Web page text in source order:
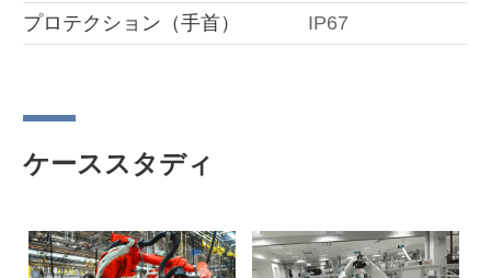
プロテクション（手首）
IP67
ケーススタディ